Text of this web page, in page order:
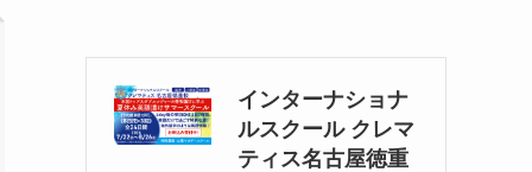
インターナショナ
ルスクール クレマ
ティス名古屋徳重